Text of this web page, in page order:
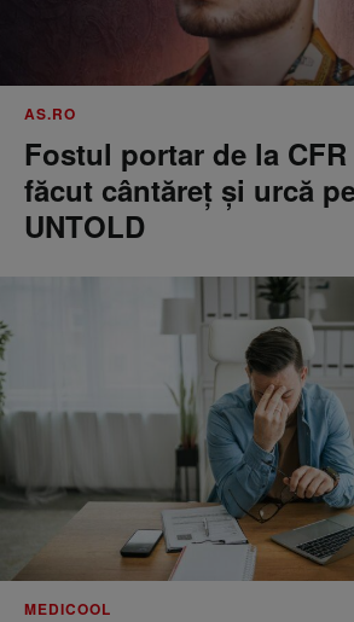
AS.RO
Fostul portar de la
făcut cântăreţ şi urcă
UNTOLD
MEDICOOL